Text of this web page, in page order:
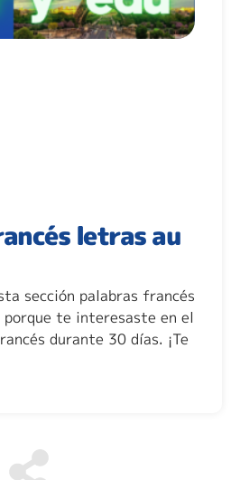
letras au
sección palabras francés
te interesaste en el
durante 30 días. ¡Te